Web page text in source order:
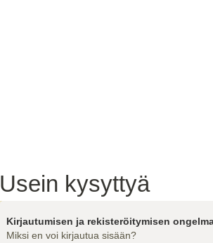
Usein kysyttyä
Kirjautumisen ja rekisteröitymisen
Miksi en voi kirjautua sisään?